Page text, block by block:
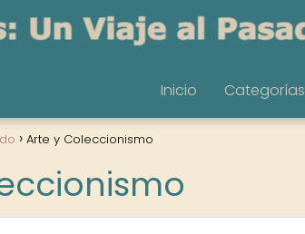
Inicio Categorías
Arte y Coleccionismo